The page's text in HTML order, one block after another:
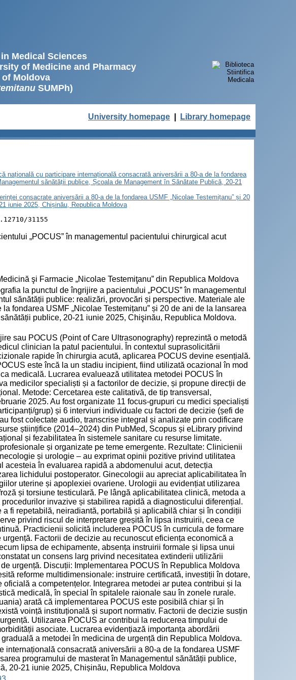
Medical Sciences
of Medicine and Pharmacy
Moldova
SUMPh)
University homepage Library homepage
cu participare internațională consacrată aniversării a 80-a de la fondarea
sănătății publice, Școala de Management în Sănătate Publică, 20-21
consacrate aniversării a 80-a de la fondarea USMF „Nicolae Testemițanu” și 20
iunie 2025, Chișinău, Republica Moldova
31155
„POCUS” în managementul pacientului chirurgical acut
şi Farmacie „Nicolae Testemiţanu” din Republica Moldova
la punctul de îngrijire a pacientului „POCUS” în managementul
sănătății publice: realizări, provocări și perspective. Materiale ale
fondarea USMF „Nicolae Testemițanu” și 20 de ani de la lansarea
publice, 20-21 iunie 2025, Chişinău, Republica Moldova.
sau POCUS (Point of Care Ultrasonography) reprezintă o metodă
clinician la patul pacientului. În contextul suprasolicitării
rapide în chirurgia acută, aplicarea POCUS devine esențială.
este încă la un stadiu incipient, fiind utilizată ocazional în mod
medicală. Lucrarea evaluează utilitatea metodei POCUS în
medicilor specialiști și a factorilor de decizie, și propune direcții de
Metode: Cercetarea este calitativă, de tip transversal,
2025. Au fost organizate 11 focus-grupuri cu medici specialiști
grup) și 6 interviuri individuale cu factori de decizie (șefi de
fost colectate audio, transcrise integral și analizate prin codificare
științifice (2014–2024) din PubMed, Scopus și eLibrary privind
și fezabilitatea în sistemele sanitare cu resurse limitate.
și organizate pe teme emergente. Rezultate: Clinicienii
și urologie – au exprimat opinii pozitive privind utilitatea
în evaluarea rapidă a abdomenului acut, detecția
lichidului postoperator. Ginecologii au apreciat aplicabilitatea în
uterine și apoplexiei ovariene. Urologii au evidențiat utilizarea
și torsiune testiculară. Pe lângă aplicabilitatea clinică, metoda a
invazive și stabilirea rapidă a diagnosticului diferențial.
fi repetabilă, neiradiantă, portabilă și aplicabilă chiar și în condiții
privind riscul de interpretare greșită în lipsa instruirii, ceea ce
Practicienii solicită includerea POCUS în curricula de formare
Factorii de decizie au recunoscut eficiența economică a
lipsa de echipamente, absența instruirii formale și lipsa unui
un consens larg privind necesitatea extinderii utilizării
urgență. Discuții: Implementarea POCUS în Republica Moldova
reforme multidimensionale: instruire certificată, investiții în dotare,
a competențelor. Integrarea metodei ar putea contribui și la
medicală, în special în spitalele raionale sau în zonele rurale.
arată că implementarea POCUS este posibilă chiar și în
voință instituțională și suport normativ. Factorii de decizie susțin
Utilizarea POCUS ar contribui la reducerea timpului de
asociate. Lucrarea evidențiază importanța abordării
a metodei în medicina de urgență din Republica Moldova.
internațională consacrată aniversării a 80-a de la fondarea USMF
programului de masterat în Managementul sănătății publice,
20-21 iunie 2025, Chișinău, Republica Moldova